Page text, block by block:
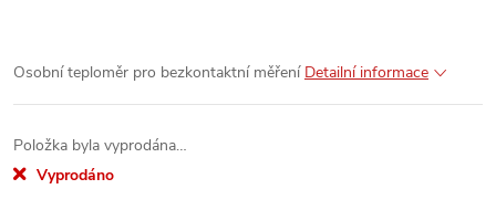
Osobní teploměr pro bezkontaktní měření Detailní informace
Položka byla vyprodána…
Vyprodáno